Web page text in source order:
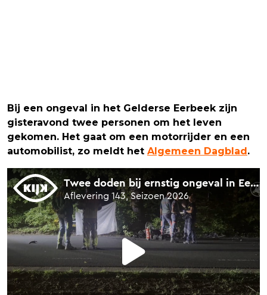
Bij een ongeval in het Gelderse Eerbeek zijn
gisteravond twee personen om het leven
gekomen. Het gaat om een motorrijder en een
automobilist, zo meldt het Algemeen Dagblad.